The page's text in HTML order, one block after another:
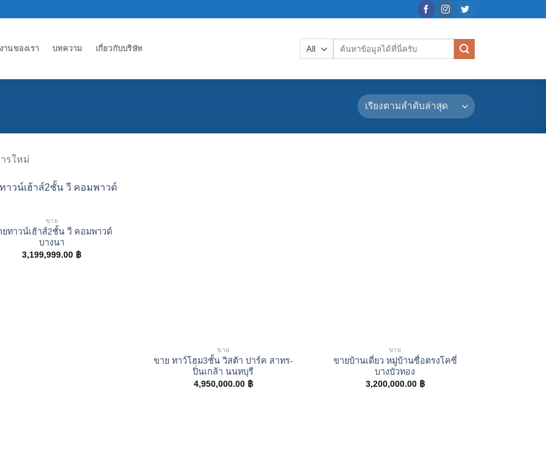
านของเรา บทความ เกี่ยวกับบริษัท
ค้นหา:
รใหม่
ขาย
ยทาวน์เฮ้าส์2ชั้น วี คอมพาวด์
บางนา
3,199,999.00 ฿
ขาย
ขาย ทาว์โฮม3ชั้น วิสต้า ปาร์ค สาทร-
ปิ่นเกล้า นนทบุรี
4,950,000.00 ฿
ขาย
ขายบ้านเดี่ยว หมู่บ้านซื่อตรงโคซี่
บางบัวทอง
3,200,000.00 ฿